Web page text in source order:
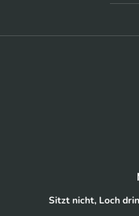
Sitzt nicht, Loch